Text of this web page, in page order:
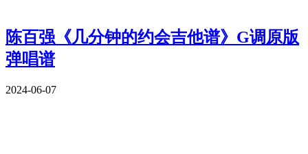
陈百强《几分钟的约会吉他谱》G调原版
弹唱谱
2024-06-07